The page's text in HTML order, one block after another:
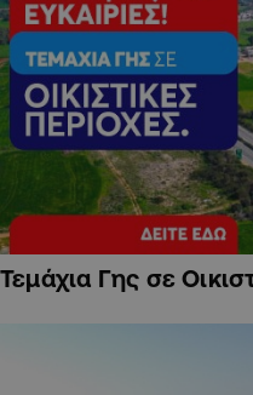
Τεμάχια Γης σε